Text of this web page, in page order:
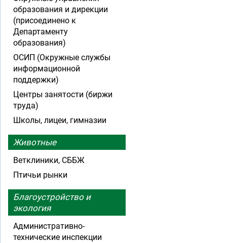
образования и дирекции
(присоединено к
Департаменту
образования)
ОСИП (Окружные службы
информационной
поддержки)
Центры занятости (биржи
труда)
Школы, лицеи, гимназии
Животные
Ветклиники, СББЖ
Птичьи рынки
Благоустройство и
экология
Административно-
технические инспекции